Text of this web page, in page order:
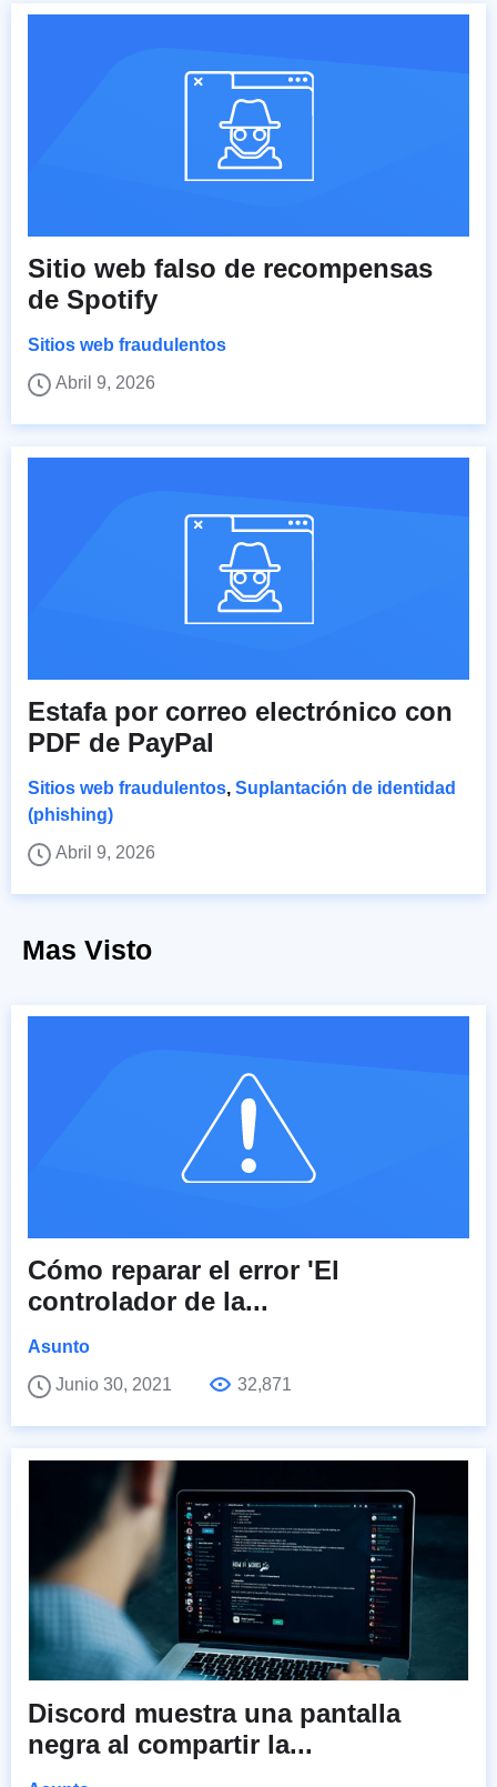
Sitio web falso de recompensas
de Spotify
Sitios web fraudulentos
Abril 9, 2026
Estafa por correo electrónico con
PDF de PayPal
Sitios web fraudulentos, Suplantación de identidad
(phishing)
Abril 9, 2026
Mas Visto
Cómo reparar el error 'El
controlador de la...
Asunto
Junio 30, 2021
32,871
Discord muestra una pantalla
negra al compartir la...